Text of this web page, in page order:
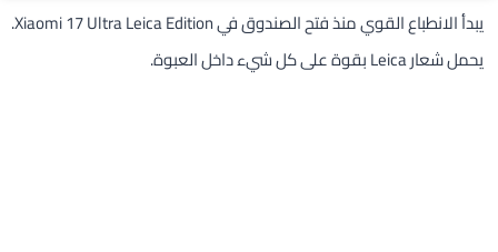
يبدأ الانطباع القوي منذ فتح الصندوق في Xiaomi 17 Ultra Leica Edition.
يحمل شعار Leica بقوة على كل شيء داخل العبوة.